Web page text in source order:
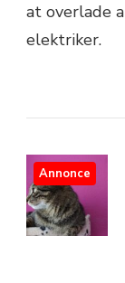
at overlade
elektriker.
Annonce